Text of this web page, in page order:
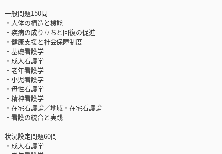
一般問題150問
・人体の構造と機能
・疾病の成り立ちと回復の促進
・健康支援と社会保障制度
・基礎看護学
・成人看護学
・老年看護学
・小児看護学
・母性看護学
・精神看護学
・在宅看護論／地域・在宅看護論
・看護の統合と実践
状況設定問題60問
・成人看護学